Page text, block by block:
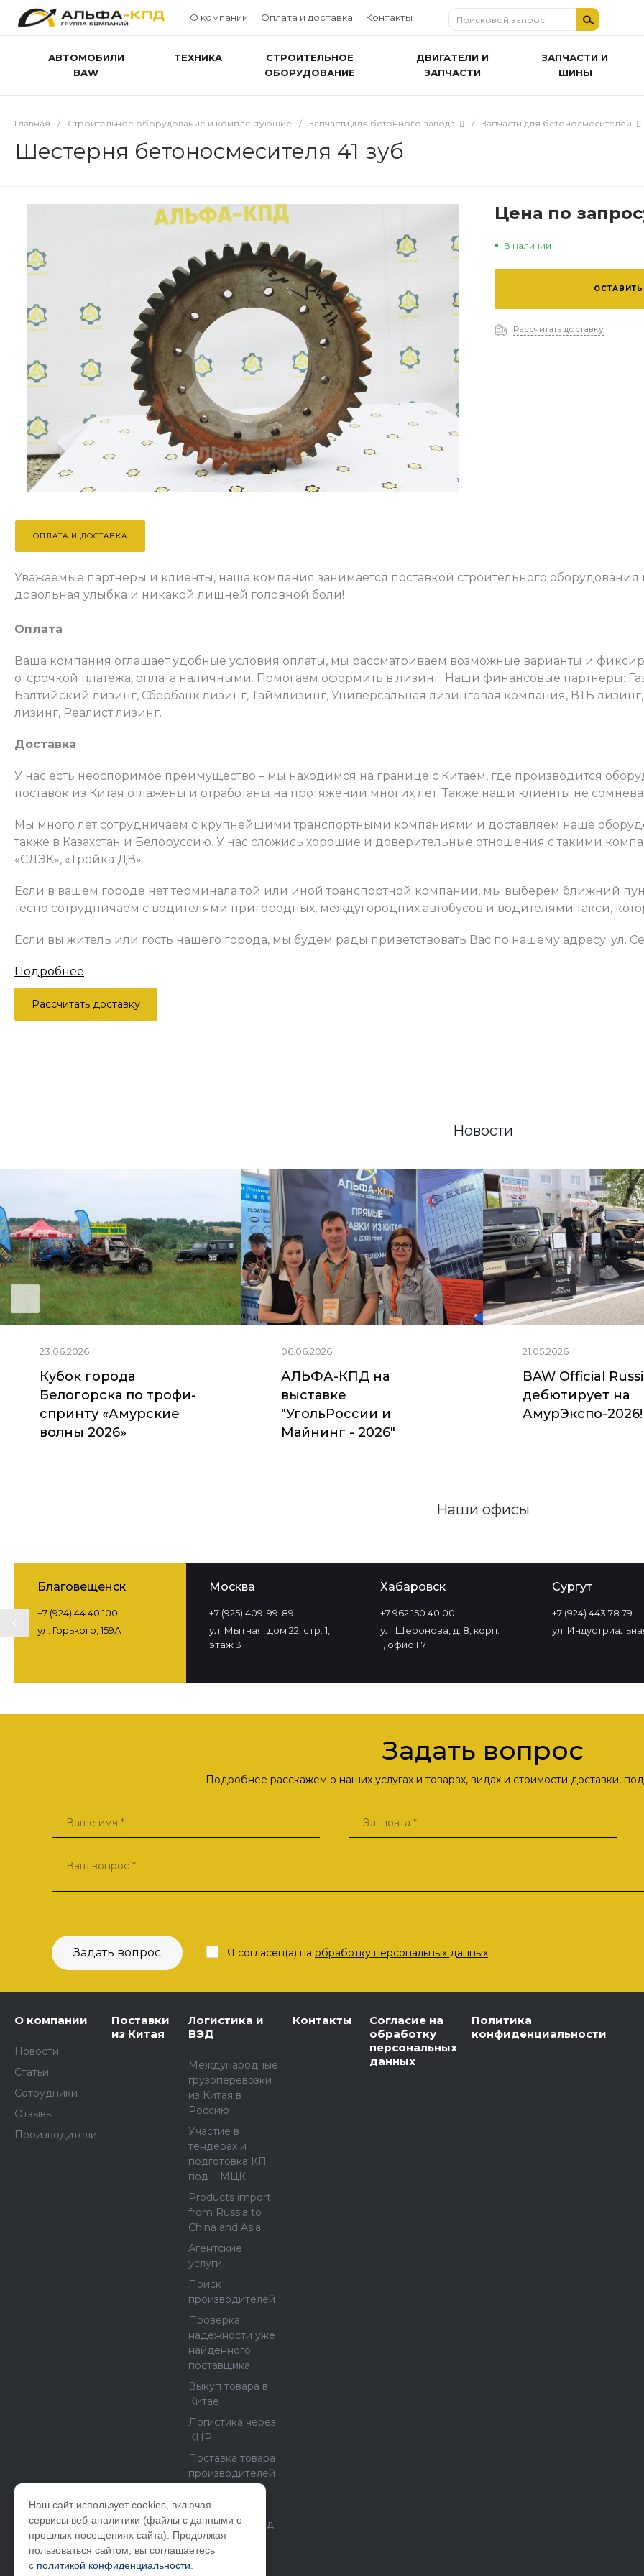
О компании Оплата и доставка Контакты
АВТОМОБИЛИ
BAW
ТЕХНИКА
СТРОИТЕЛЬНОЕ
ОБОРУДОВАНИЕ
ДВИГАТЕЛИ И
ЗАПЧАСТИ
ЗАПЧАСТИ И
ШИНЫ
Главная / Строительное оборудование и комплектующие / Запчасти для бетонного завода / Запчасти для бетоносмесителей
Шестерня бетоносмесителя 41 зуб
Цена по
В наличии
Рассчитать доставку
ОПЛАТА И ДОСТАВКА
Уважаемые партнеры и клиенты, наша компания занимается поставкой строительного оборудования
довольная улыбка и никакой лишней головной боли!
Оплата
Ваша компания оглашает удобные условия оплаты, мы рассматриваем возможные варианты и
отсрочкой платежа, оплата наличными. Помогаем оформить в лизинг. Наши финансовые партнеры:
Балтийский лизинг, Сбербанк лизинг, Таймлизинг, Универсальная лизинговая компания, ВТБ
лизинг, Реалист лизинг.
Доставка
У нас есть неоспоримое преимущество – мы находимся на границе с Китаем, где производится
поставок из Китая отлажены и отработаны на протяжении многих лет. Также наши клиенты не
Мы много лет сотрудничаем с крупнейшими транспортными компаниями и доставляем наше
также в Казахстан и Белоруссию. У нас сложись хорошие и доверительные отношения с такими
«СДЭК», «Тройка ДВ».
Если в вашем городе нет терминала той или иной транспортной компании, мы выберем ближний
тесно сотрудничаем с водителями пригородных, междугородних автобусов и водителями такси,
Если вы житель или гость нашего города, мы будем рады приветствовать Вас по нашему адресу: ул.
Подробнее
Рассчитать доставку
Наш сайт использует cookies, включая
сервисы веб-аналитики (файлы с данными о
прошлых посещениях сайта). Продолжая
пользоваться сайтом, вы соглашаетесь
с политикой конфиденциальности
Новости
23.06.2026
Кубок города
Белогорска по трофи-
спринту «Амурские
волны 2026»
06.06.2026
АЛЬФА-КПД на
выставке
"УгольРоссии и
Майнинг - 2026"
21.05.2026
BAW Official
дебютирует на
АмурЭкспо-2026!
Наши офисы
Благовещенск
+7 (924) 44 40 100
ул. Горького, 159А
Москва
+7 (925) 409-99-89
ул. Мытная, дом 22, стр. 1,
этаж 3
Хабаровск
+7 962 150 40 00
ул. Шеронова, д. 8, корп.
1, офис 117
Сургут
+7 (924) 443 78 79
ул.
Задать вопрос
Подробнее расскажем о наших услугах и товарах, видах и стоимости доставки,
Задать вопрос Я согласен(а) на обработку персональных данных
О компании
Новости
Статьи
Сотрудники
Отзывы
Производители
Поставки
из Китая
Логистика и
ВЭД
Международные
грузоперевозки
из Китая в
Россию
Участие в
тендерах и
подготовка КП
под НМЦК
Products import
from Russia to
China and Asia
Агентские
услуги
Поиск
производителей
Проверка
надежности уже
найденного
поставщика
Выкуп товара в
Китае
Логистика через
КНР
Поставка товара
производителей
США
Бетонный завод
как бизнес
Контакты
Согласие на
обработку
персональных
данных
Политика
конфиденциальности